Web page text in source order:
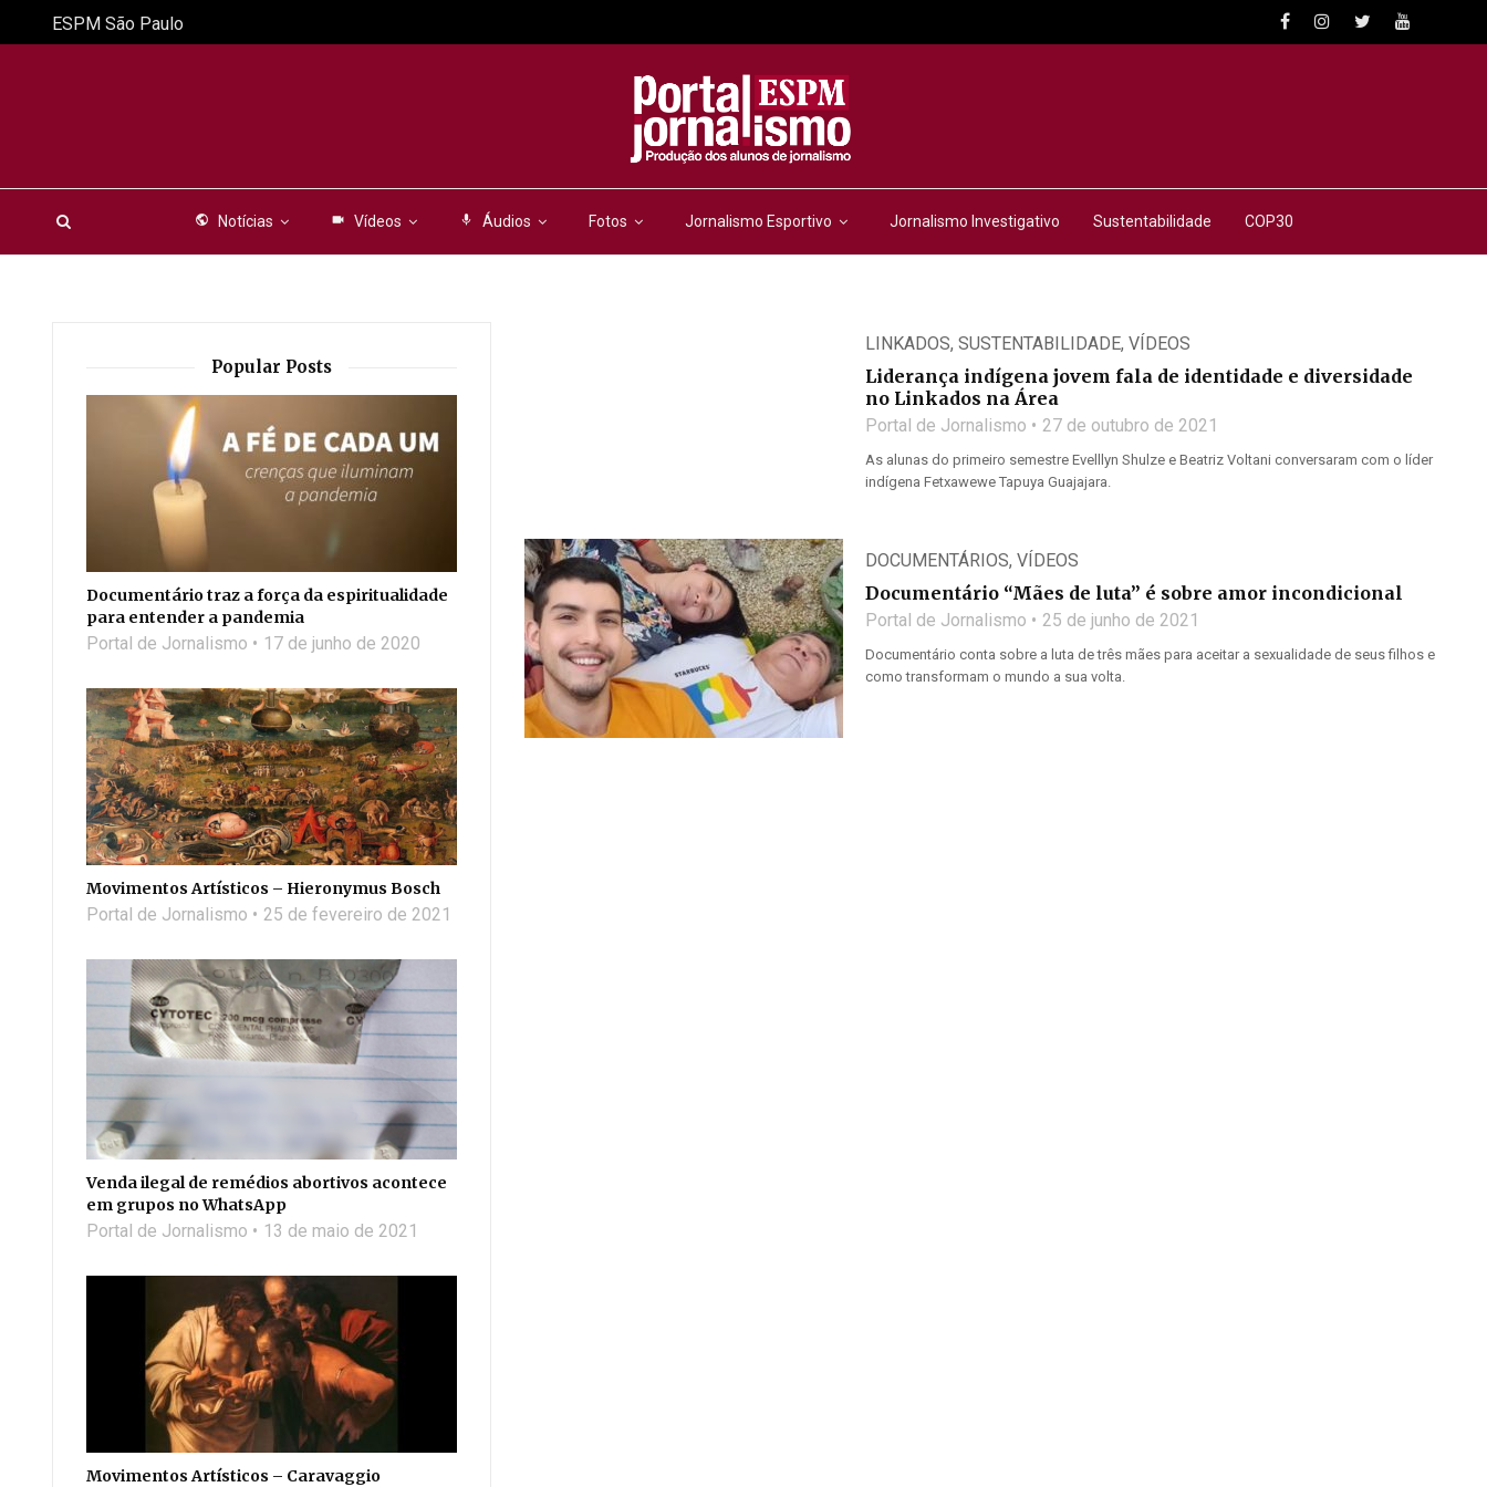
public Notícias videocam Vídeos mic Áudios Fotos Jornalismo Esportivo Jornalismo Investigativo Sustentabilidade COP30
ESPM São Paulo
LINKADOS, SUSTENTABILIDADE, VÍDEOS
Liderança indígena jovem fala de identidade e diversidade
no Linkados na Área
Portal de Jornalismo 27 de outubro de 2021
As alunas do primeiro semestre Evelllyn Shulze e Beatriz Voltani conversaram com o líder
indígena Fetxawewe Tapuya Guajajara.
DOCUMENTÁRIOS, VÍDEOS
Documentário “Mães de luta” é sobre amor incondicional
Portal de Jornalismo 25 de junho de 2021
Documentário conta sobre a luta de três mães para aceitar a sexualidade de seus filhos e
como transformam o mundo a sua volta.
Popular Posts
Documentário traz a força da espiritualidade
para entender a pandemia
Portal de Jornalismo 17 de junho de 2020
Movimentos Artísticos – Hieronymus Bosch
Portal de Jornalismo 25 de fevereiro de 2021
Venda ilegal de remédios abortivos acontece
em grupos no WhatsApp
Portal de Jornalismo 13 de maio de 2021
Movimentos Artísticos – Caravaggio